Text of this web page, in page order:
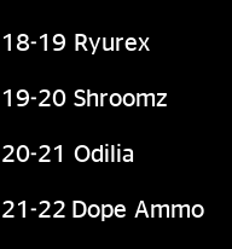
18-19 Ryurex
19-20 Shroomz
20-21 Odilia
21-22 Dope Ammo